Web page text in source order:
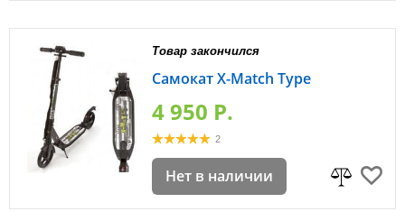
Товар закончился
Самокат X-Match Type
4 950 P.
2
Нет в наличии